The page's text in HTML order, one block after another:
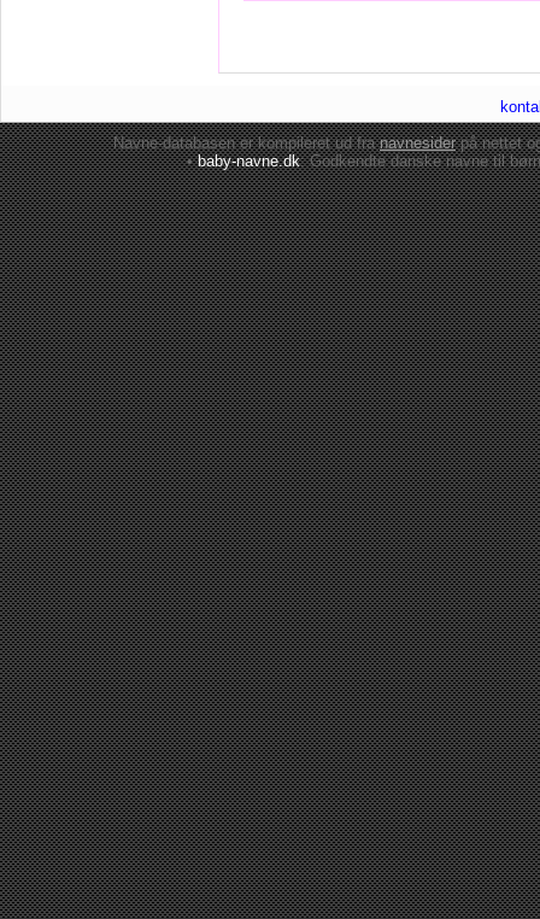
Navne-databasen er kompileret ud franavnesiderpå nettet
•baby-navne.dk: Godkendte danskenavne til børn